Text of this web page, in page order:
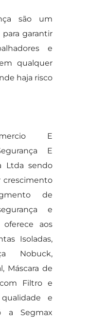
são um
garantir
e
qualquer
haja risco
E
E
Ltda sendo
crescimento
de
e
aos
Isoladas,
Nobuck,
Máscara de
Filtro e
e
a Segmax